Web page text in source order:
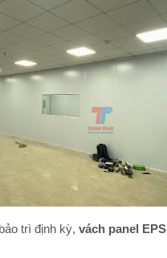
trì định kỳ, vách panel EPS